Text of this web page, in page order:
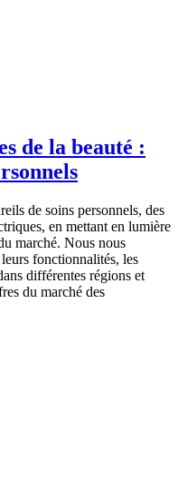
de la beauté :
de soins personnels, des
en mettant en lumière
marché. Nous nous
fonctionnalités, les
différentes régions et
du marché des